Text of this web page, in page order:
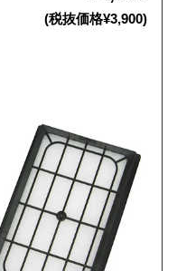
(税抜価格¥3,900)